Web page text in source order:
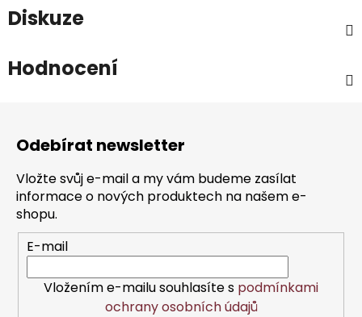
Diskuze
Hodnocení
Odebírat newsletter
Vložte svůj e-mail a my vám budeme zasílat
informace o nových produktech na našem e-
shopu.
E-mail
Vložením e-mailu souhlasíte s podmínkami
ochrany osobních údajů